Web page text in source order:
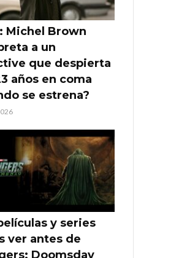
Michel Brown
a un
que despierta
años en coma
se estrena?
y series
ver antes de
Doomsday